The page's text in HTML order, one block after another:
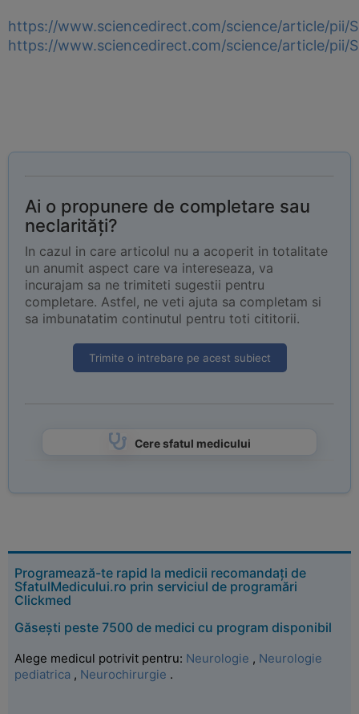
https://www.sciencedirect.com/science/article/pii/
https://www.sciencedirect.com/science/article/pii/
Ai o propunere de completare sau
neclarități?
In cazul in care articolul nu a acoperit in totalitate
un anumit aspect care va intereseaza, va
incurajam sa ne trimiteti sugestii pentru
completare. Astfel, ne veti ajuta sa completam si
sa imbunatatim continutul pentru toti cititorii.
Trimite o intrebare pe acest subiect
Cere sfatul medicului
Programează-te rapid la medicii recomandați de
SfatulMedicului.ro prin serviciul de programări
Clickmed
Găsești peste 7500 de medici cu program disponibil
Alege medicul potrivit pentru: Neurologie , Neurologie
pediatrica , Neurochirurgie .